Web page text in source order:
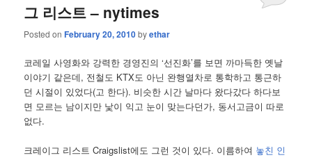
그 리스트 – nytimes
Posted onFebruary 20, 2010byethar
코레일 사영화와 강력한 경영진의 ‘선진화’를 보면 까마득한 옛날
이야기 같은데, 전철도 KTX도 아닌 완행열차로 통학하고 통근하
던 시절이 있었다(고 한다). 비슷한 시간 날마다 왔다갔다 하다보
면 모르는 남이지만 낯이 익고 눈이 맞는다던가, 동서고금이 따로
없다.
크레이그 리스트 Craigslist에도 그런 것이 있다. 이름하여 놓친 인